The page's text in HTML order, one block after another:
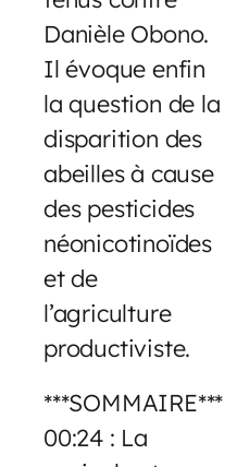
Danièle Obono.
Il évoque enfin
la question de la
disparition des
abeilles à cause
des pesticides
néonicotinoïdes
et de
l’agriculture
productiviste.
***SOMMAIRE***
00:24 : La